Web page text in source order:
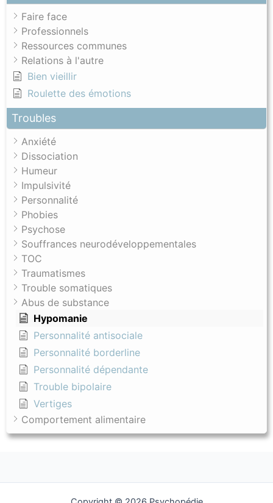
Faire face
Professionnels
Ressources communes
Relations à l'autre
Bien vieillir
Roulette des émotions
Troubles
Anxiété
Dissociation
Humeur
Impulsivité
Personnalité
Phobies
Psychose
Souffrances neurodéveloppementales
TOC
Traumatismes
Trouble somatiques
Abus de substance
Hypomanie
Personnalité antisociale
Personnalité borderline
Personnalité dépendante
Trouble bipolaire
Vertiges
Comportement alimentaire